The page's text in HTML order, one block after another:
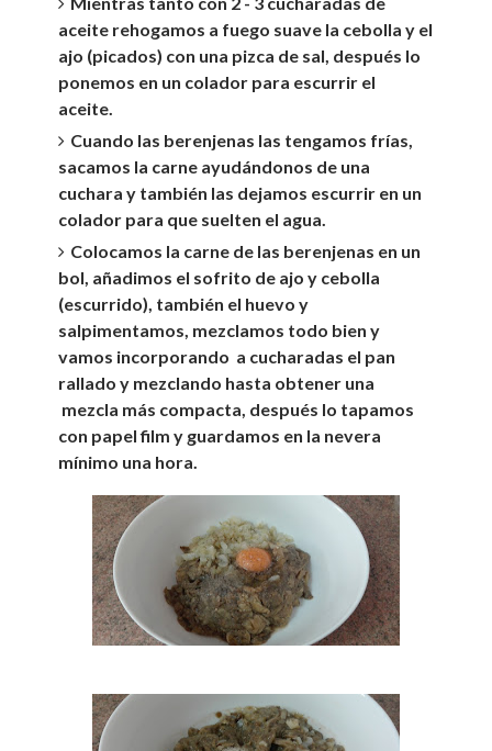
aceite rehogamos a fuego suave la cebolla y el
ajo (picados) con una pizca de sal, después lo
ponemos en un colador para escurrir el
aceite.
Cuando las berenjenas las tengamos frías,
sacamos la carne ayudándonos de una
cuchara y también las dejamos escurrir en un
colador para que suelten el agua.
Colocamos la carne de las berenjenas en un
bol, añadimos el sofrito de ajo y cebolla
(escurrido), también el huevo y
salpimentamos, mezclamos todo bien y
vamos incorporando a cucharadas el pan
rallado y mezclando hasta obtener una
mezcla más compacta, después lo tapamos
con papel film y guardamos en la nevera
mínimo una hora.